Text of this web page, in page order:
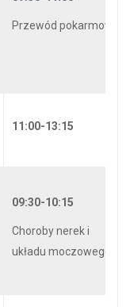
Przewód pokarmowy
11:00-13:15
09:30-10:15
Choroby nerek i
układu moczowego